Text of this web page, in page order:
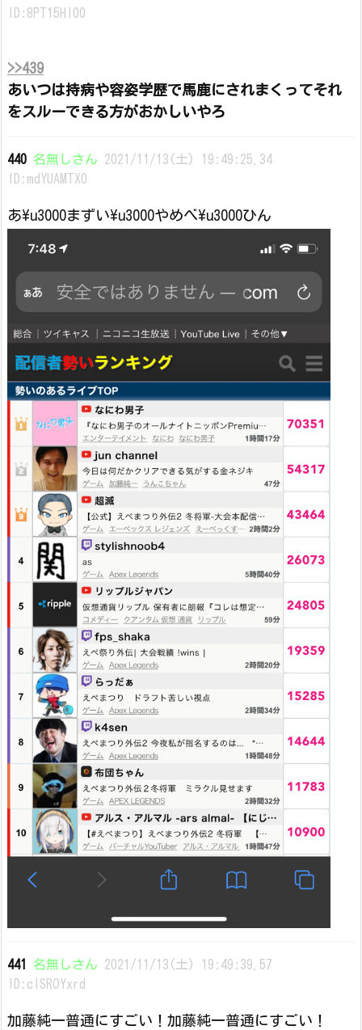
ID:8PT15Hl00
>>439
あいつは持病や容姿学歴で馬鹿にされまくってそれ
をスルーできる方がおかしいやろ
440 名無しさん 2021/11/13(土) 19:49:25.34
ID:mdYUAMTX0
あ\u3000まずい\u3000やめべ\u3000ひん
441 名無しさん 2021/11/13(土) 19:49:39.57
ID:cISROYxrd
加藤純一普通にすごい！加藤純一普通にすごい！